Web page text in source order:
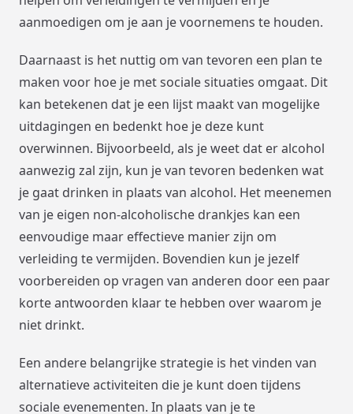
aanmoedigen om je aan je voornemens te houden.
Daarnaast is het nuttig om van tevoren een plan te
maken voor hoe je met sociale situaties omgaat. Dit
kan betekenen dat je een lijst maakt van mogelijke
uitdagingen en bedenkt hoe je deze kunt
overwinnen. Bijvoorbeeld, als je weet dat er alcohol
aanwezig zal zijn, kun je van tevoren bedenken wat
je gaat drinken in plaats van alcohol. Het meenemen
van je eigen non-alcoholische drankjes kan een
eenvoudige maar effectieve manier zijn om
verleiding te vermijden. Bovendien kun je jezelf
voorbereiden op vragen van anderen door een paar
korte antwoorden klaar te hebben over waarom je
niet drinkt.
Een andere belangrijke strategie is het vinden van
alternatieve activiteiten die je kunt doen tijdens
sociale evenementen. In plaats van je te